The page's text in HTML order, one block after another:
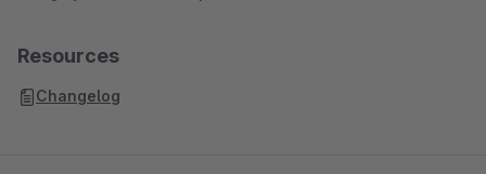
Resources
Changelog